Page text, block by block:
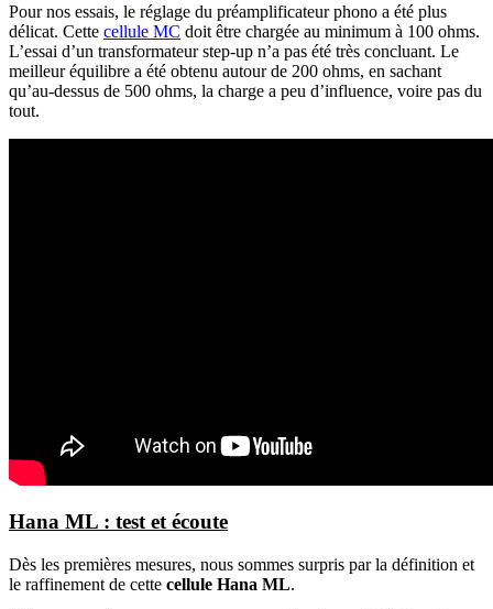
Pour nos essais, le réglage du préamplificateur phono a été plus
délicat. Cette cellule MC doit être chargée au minimum à 100 ohms.
L’essai d’un transformateur step-up n’a pas été très concluant. Le
meilleur équilibre a été obtenu autour de 200 ohms, en sachant
qu’au-dessus de 500 ohms, la charge a peu d’influence, voire pas du
tout.
Hana ML : test et écoute
Dès les premières mesures, nous sommes surpris par la définition et
le raffinement de cette cellule Hana ML.